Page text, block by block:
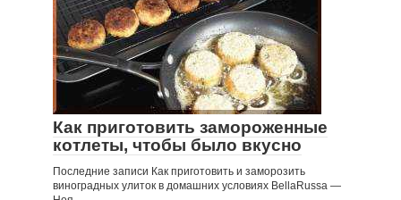
Как приготовить замороженные
котлеты, чтобы было вкусно
Последние записи Как приготовить и заморозить
виноградных улиток в домашних условиях BellaRussa —